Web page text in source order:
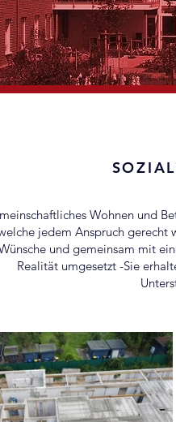
Wohnen und
jedem Anspruch gerecht
und gemeinsam mit
Realität umgesetzt -Sie